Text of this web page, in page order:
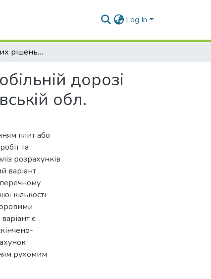
Log In
Аналіз технічних рішень ремонту мосту на автомобільній дорозі Т-21-15 Гусарівка – Грушуваха км 26+930 у Харківській обл.
дорозі
обл.
плит або
та
розрахунків
варіант
кількості
є
рухомим